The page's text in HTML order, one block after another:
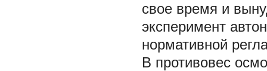
свое время и
эксперимент
нормативной
В противовес